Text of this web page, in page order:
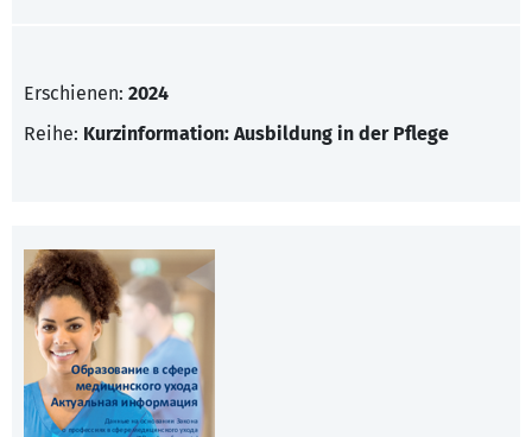
Erschienen: 2024
Reihe: Kurzinformation: Ausbildung in der Pflege